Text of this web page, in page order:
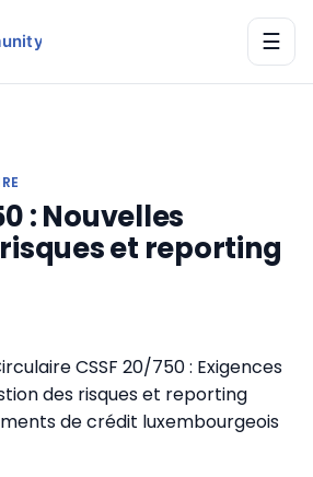
☰
: Nouvelles
et reporting
CSSF 20/750 : Exigences
des risques et reporting
de crédit luxembourgeois